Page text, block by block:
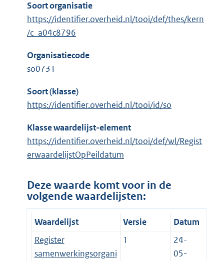
Soort organisatie
https://identifier.overheid.nl/tooi/def/thes/kern
/c_a04c8796
Organisatiecode
so0731
Soort (klasse)
https://identifier.overheid.nl/tooi/id/so
Klasse waardelijst-element
https://identifier.overheid.nl/tooi/def/wl/Regist
erwaardelijstOpPeildatum
Deze waarde komt voor in de
volgende waardelijsten:
Waardelijst Versie
Datum
Register
samenwerkingsorgani
1
24-
05-